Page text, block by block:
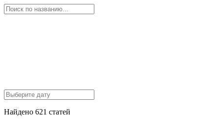
Найдено 621 статей